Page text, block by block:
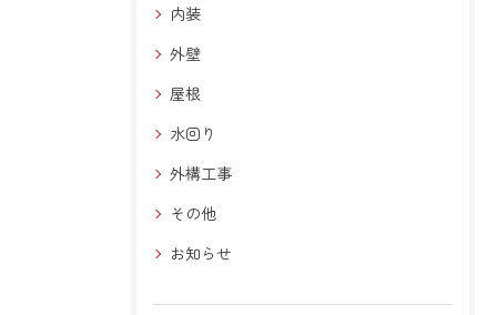
内装
外壁
屋根
水回り
外構工事
その他
お知らせ